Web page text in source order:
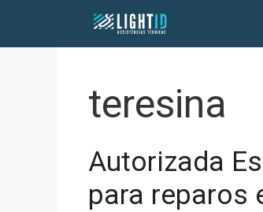
teresina
Autorizada
para reparos